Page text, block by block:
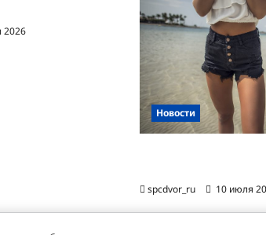
2026
Новости
spcdvor_ru
10 июля